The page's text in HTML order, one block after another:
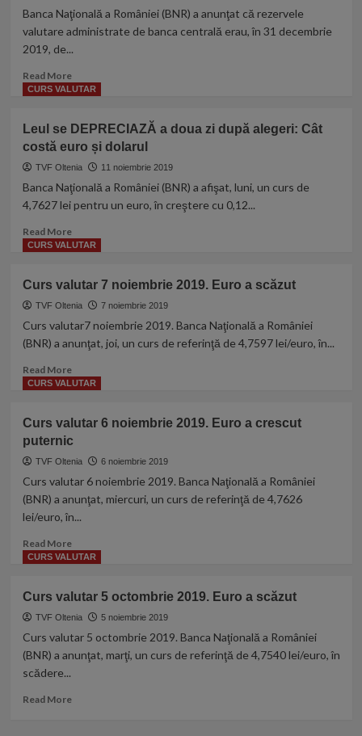
economiile
in
lei
sa
stiti
2020.
Euro
a
scăzut
Banca Naţională a României (BNR) a anunţat că rezervele
valutare administrate de banca centrală erau, în 31 decembrie
2019, de...
Read MoreRead
more
valutare
BNR
au
scăzut
cu
aproape
miliard
cel
mai
mic
din
luni
CURS VALUTAR
Leul se DEPRECIAZĂ a doua zi după alegeri: Cât
costă euro și dolarul
TVF Oltenia 11 noiembrie 2019
Banca Naţională a României (BNR) a afişat, luni, un curs de
4,7627 lei pentru un euro, în creştere cu 0,12...
Read MoreRead
more
se
DEPRECIAZĂ
a
după
alegeri:
euro
și
dolarul
CURS VALUTAR
Curs valutar 7 noiembrie 2019. Euro a scăzut
TVF Oltenia 7 noiembrie 2019
Curs valutar7 noiembrie 2019. Banca Naţională a României
(BNR) a anunţat, joi, un curs de referinţă de 4,7597 lei/euro, în...
Read MoreRead
more
valutar
7
noiembrie
2019.
a
scăzut
CURS VALUTAR
Curs valutar 6 noiembrie 2019. Euro a crescut
puternic
TVF Oltenia 6 noiembrie 2019
Curs valutar 6 noiembrie 2019. Banca Naţională a României
(BNR) a anunţat, miercuri, un curs de referinţă de 4,7626
lei/euro, în...
Read MoreRead
more
valutar
6
noiembrie
Euro
CURS VALUTAR
Curs valutar 5 octombrie 2019. Euro a scăzut
TVF Oltenia 5 noiembrie 2019
Curs valutar 5 octombrie 2019. Banca Naţională a României
(BNR) a anunţat, marţi, un curs de referinţă de 4,7540 lei/euro, în
scădere...
Read MoreRead